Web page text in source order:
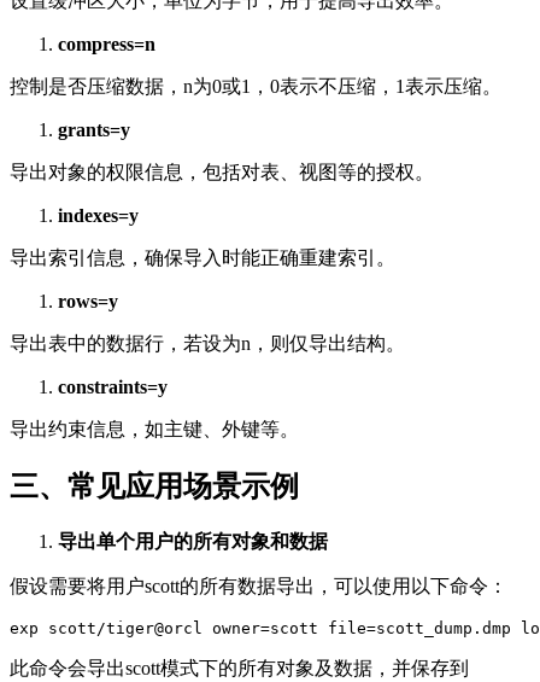
compress=n
控制是否压缩数据，n为0或1，0表示不压缩，1表示压缩。
grants=y
导出对象的权限信息，包括对表、视图等的授权。
indexes=y
导出索引信息，确保导入时能正确重建索引。
rows=y
导出表中的数据行，若设为n，则仅导出结构。
constraints=y
导出约束信息，如主键、外键等。
三、常见应用场景示例
导出单个用户的所有对象和数据
假设需要将用户scott的所有数据导出，可以使用以下命令：
exp scott/tiger@orcl owner=scott file=scott_dump.dmp
此命令会导出scott模式下的所有对象及数据，并保存到